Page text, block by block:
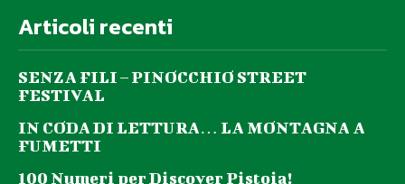
Articoli recenti
SENZA FILI – PINOCCHIO STREET
FESTIVAL
IN CODA DI LETTURA… LA MONTAGNA A
FUMETTI
100 Numeri per Discover Pistoia!